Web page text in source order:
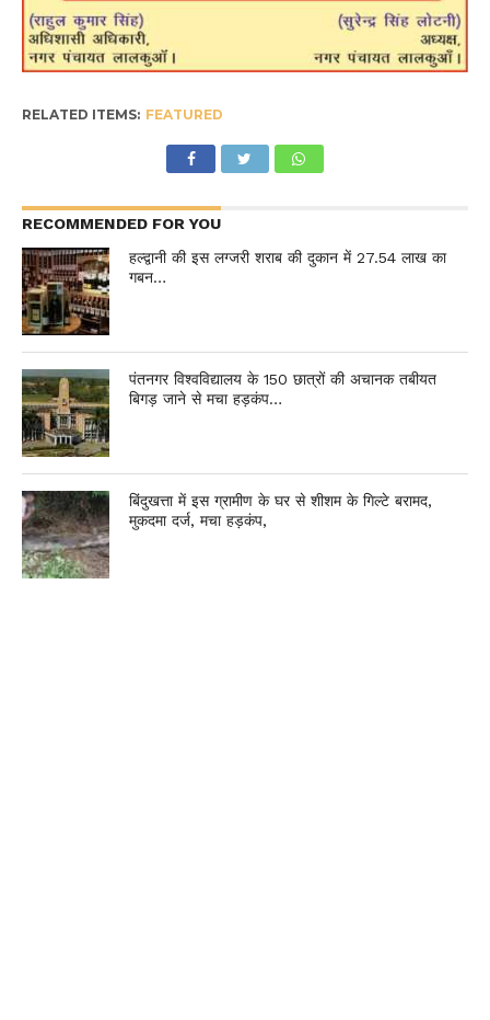
RELATED ITEMS: FEATURED
RECOMMENDED FOR YOU
हल्द्वानी की इस लग्जरी शराब की दुकान में 27.54 लाख का
गबन…
पंतनगर विश्वविद्यालय के 150 छात्रों की अचानक तबीयत
बिगड़ जाने से मचा हड़कंप…
बिंदुखत्ता में इस ग्रामीण के घर से शीशम के गिल्टे बरामद,
मुकदमा दर्ज, मचा हड़कंप,